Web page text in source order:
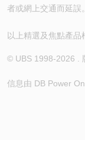
者或網上交通而延誤。
以上精選及焦點產
© UBS 1998-2026 .
信息由 DB Power